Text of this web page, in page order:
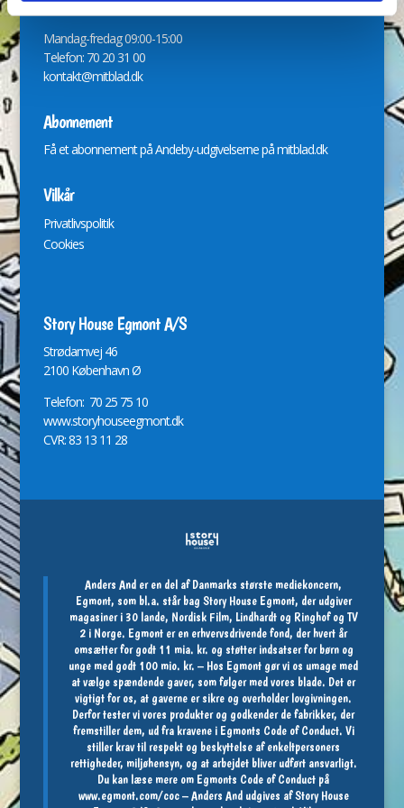
Håndter dit abonnement på:www.mitblad.dk
Mandag-fredag 09:00-15:00
Telefon: 70 20 31 00
kontakt@mitblad.dk
Abonnement
Få et abonnement på Andeby-udgivelserne påmitblad.dk
Vilkår
Privatlivspolitik
Cookies
Story House Egmont A/S
Strødamvej 46
2100 København Ø
Telefon: 70 25 75 10
www.storyhouseegmont.dk
CVR: 83 13 11 28
Anders And er en del af Danmarks største mediekoncern,
Egmont, som bl.a. står bag Story House Egmont, der udgiver
magasiner i 30 lande, Nordisk Film, Lindhardt og Ringhof og TV
2 i Norge. Egmont er en erhvervsdrivende fond, der hvert år
omsætter for godt 11 mia. kr. og støtter indsatser for børn og
unge med godt 100 mio. kr. – Hos Egmont gør vi os umage med
at vælge spændende gaver, som følger med vores blade. Det er
vigtigt for os, at gaverne er sikre og overholder lovgivningen.
Derfor tester vi vores produkter og godkender de fabrikker, der
fremstiller dem, ud fra kravene i Egmonts Code of Conduct. Vi
stiller krav til respekt og beskyttelse af enkeltpersoners
rettigheder, miljøhensyn, og at arbejdet bliver udført ansvarligt.
Du kan læse mere om Egmonts Code of Conduct på
www.egmont.com/coc– Anders And udgives af Story House